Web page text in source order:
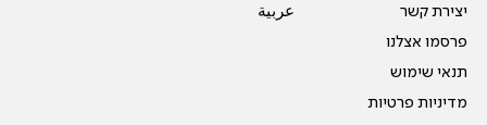
יצירת קשר
פרסמו אצלנו
תנאי שימוש
מדיניות פרטיות
عربية